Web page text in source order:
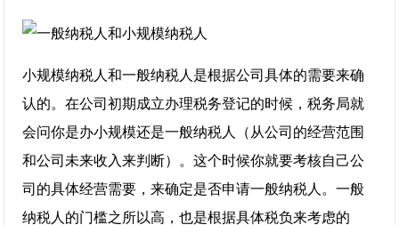
小规模纳税人和一般纳税人是根据公司具体的需要来确
认的。在公司初期成立办理税务登记的时候，税务局就
会问你是办小规模还是一般纳税人（从公司的经营范围
和公司未来收入来判断）。这个时候你就要考核自己公
司的具体经营需要，来确定是否申请一般纳税人。一般
纳税人的门槛之所以高，也是根据具体税负来考虑的